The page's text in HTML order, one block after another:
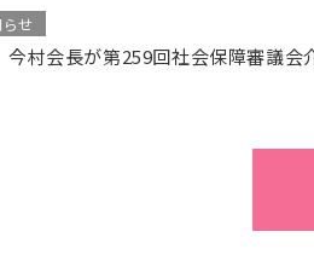
せ
今村会長が第259回社会保障審議会